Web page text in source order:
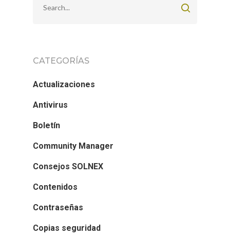
CATEGORÍAS
Actualizaciones
Antivirus
Boletín
Community Manager
Consejos SOLNEX
Contenidos
Contraseñas
Copias seguridad